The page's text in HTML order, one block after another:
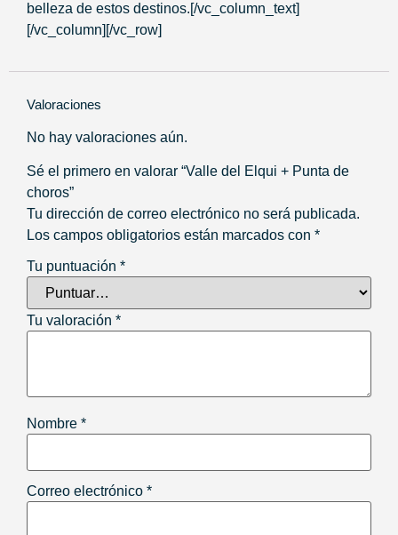
belleza de estos destinos.[/vc_column_text]
[/vc_column][/vc_row]
Valoraciones
No hay valoraciones aún.
Sé el primero en valorar “Valle del Elqui + Punta de
choros”
Tu dirección de correo electrónico no será publicada.
Los campos obligatorios están marcados con *
Tu puntuación *
Tu valoración *
Nombre *
Correo electrónico *